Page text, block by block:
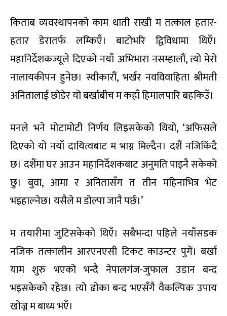
किताब व्यवस्थापनको काम थाती राखी म तत्काल हतार-
हतार डेरातर्फ लम्किएँ। बाटोभरि द्विविधामा थिएँ।
महानिर्देशकज्यूले दिएको नयाँ अभिभारा नसम्हालौं, त्यो मेरो
नालायकीपन हुनेछ। स्वीकारौं, भर्खर नवविवाहिता श्रीमती
अनितालाई छोडेर यो बर्खाबीच म कहाँ हिमालपारि बहकिउँ।
मनले भने मोटामोटी निर्णय लिइसकेको थियो, ‘अफिसले
दिएको यो नयाँ दायित्वबाट म भाग्न मिल्दैन। दशैं नजिकिंदै
छ। दशैंमा घर आउन महानिर्देशकबाट अनुमति पाइनै सकेको
छु। बुवा, आमा र अनितासँग त तीन महिनाभित्र भेट
भइहाल्नेछ। यसैले म डोल्पा जानै पर्छ।’
म तयारीमा जुटिसकेको थिएँ। सबैभन्दा पहिले नयाँसडक
नजिक तत्कालीन आरएनएसी टिकट काउन्टर पुगें। बर्खा
याम शुरु भएको भन्दै नेपालगंज-जुफाल उडान बन्द
भइसकेको रहेछ। त्यो ढोका बन्द भएसँगै वैकल्पिक उपाय
खोज्न म बाध्य भएँ।